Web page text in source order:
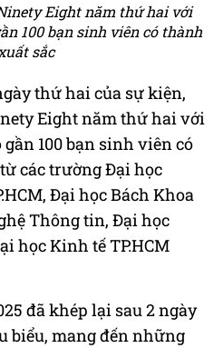
Eight năm thứ hai với
100 bạn sinh viên có thành
sắc
thứ hai của sự kiện,
Eight năm thứ hai với
100 bạn sinh viên có
các trường Đại học
Đại học Bách Khoa
Thông tin, Đại học
học Kinh tế TP.HCM
đã khép lại sau 2 ngày
biểu, mang đến những